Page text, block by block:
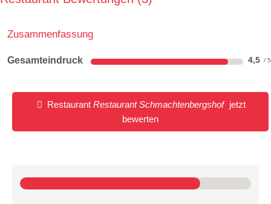
Zusammenfassung
Gesamteindruck 4,5
RestaurantRestaurant Schmachtenbergshof jetzt
bewerten